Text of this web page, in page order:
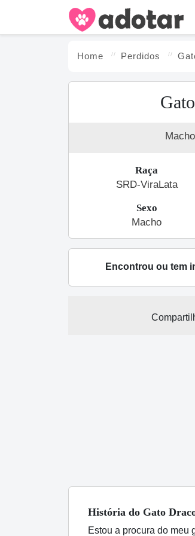
Home Perdidos
Macho
Raça
SRD-ViraLata
Sexo
Macho
Encontrou ou tem
História do Gato
Estou a procura do meu